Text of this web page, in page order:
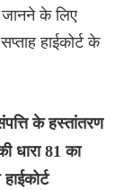
के लिए
हाईकोर्ट के
के हस्तांतरण
धारा 81 का